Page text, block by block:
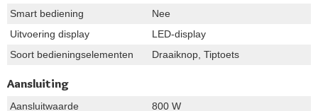
Smart bediening
Nee
Uitvoering display
LED-display
Soort bedieningselementen
Draaiknop, Tiptoets
Aansluiting
Aansluitwaarde
800 W